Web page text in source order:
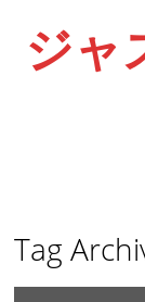
ジャ
Main
content
Tag